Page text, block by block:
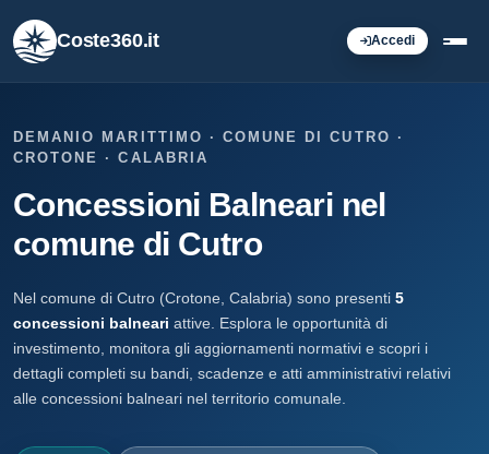
Coste360.it Accedi
DEMANIO MARITTIMO · COMUNE DI CUTRO ·
CROTONE · CALABRIA
Concessioni Balneari nel
comune di Cutro
Nel comune di Cutro (Crotone, Calabria) sono presenti 5
concessioni balneari attive. Esplora le opportunità di
investimento, monitora gli aggiornamenti normativi e scopri i
dettagli completi su bandi, scadenze e atti amministrativi relativi
alle concessioni balneari nel territorio comunale.